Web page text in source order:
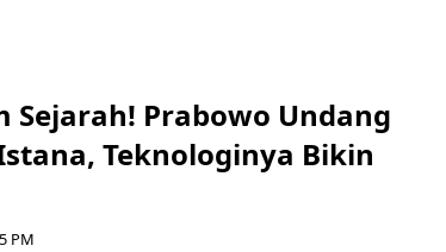
Sejarah! Prabowo Undang
Teknologinya Bikin
PM